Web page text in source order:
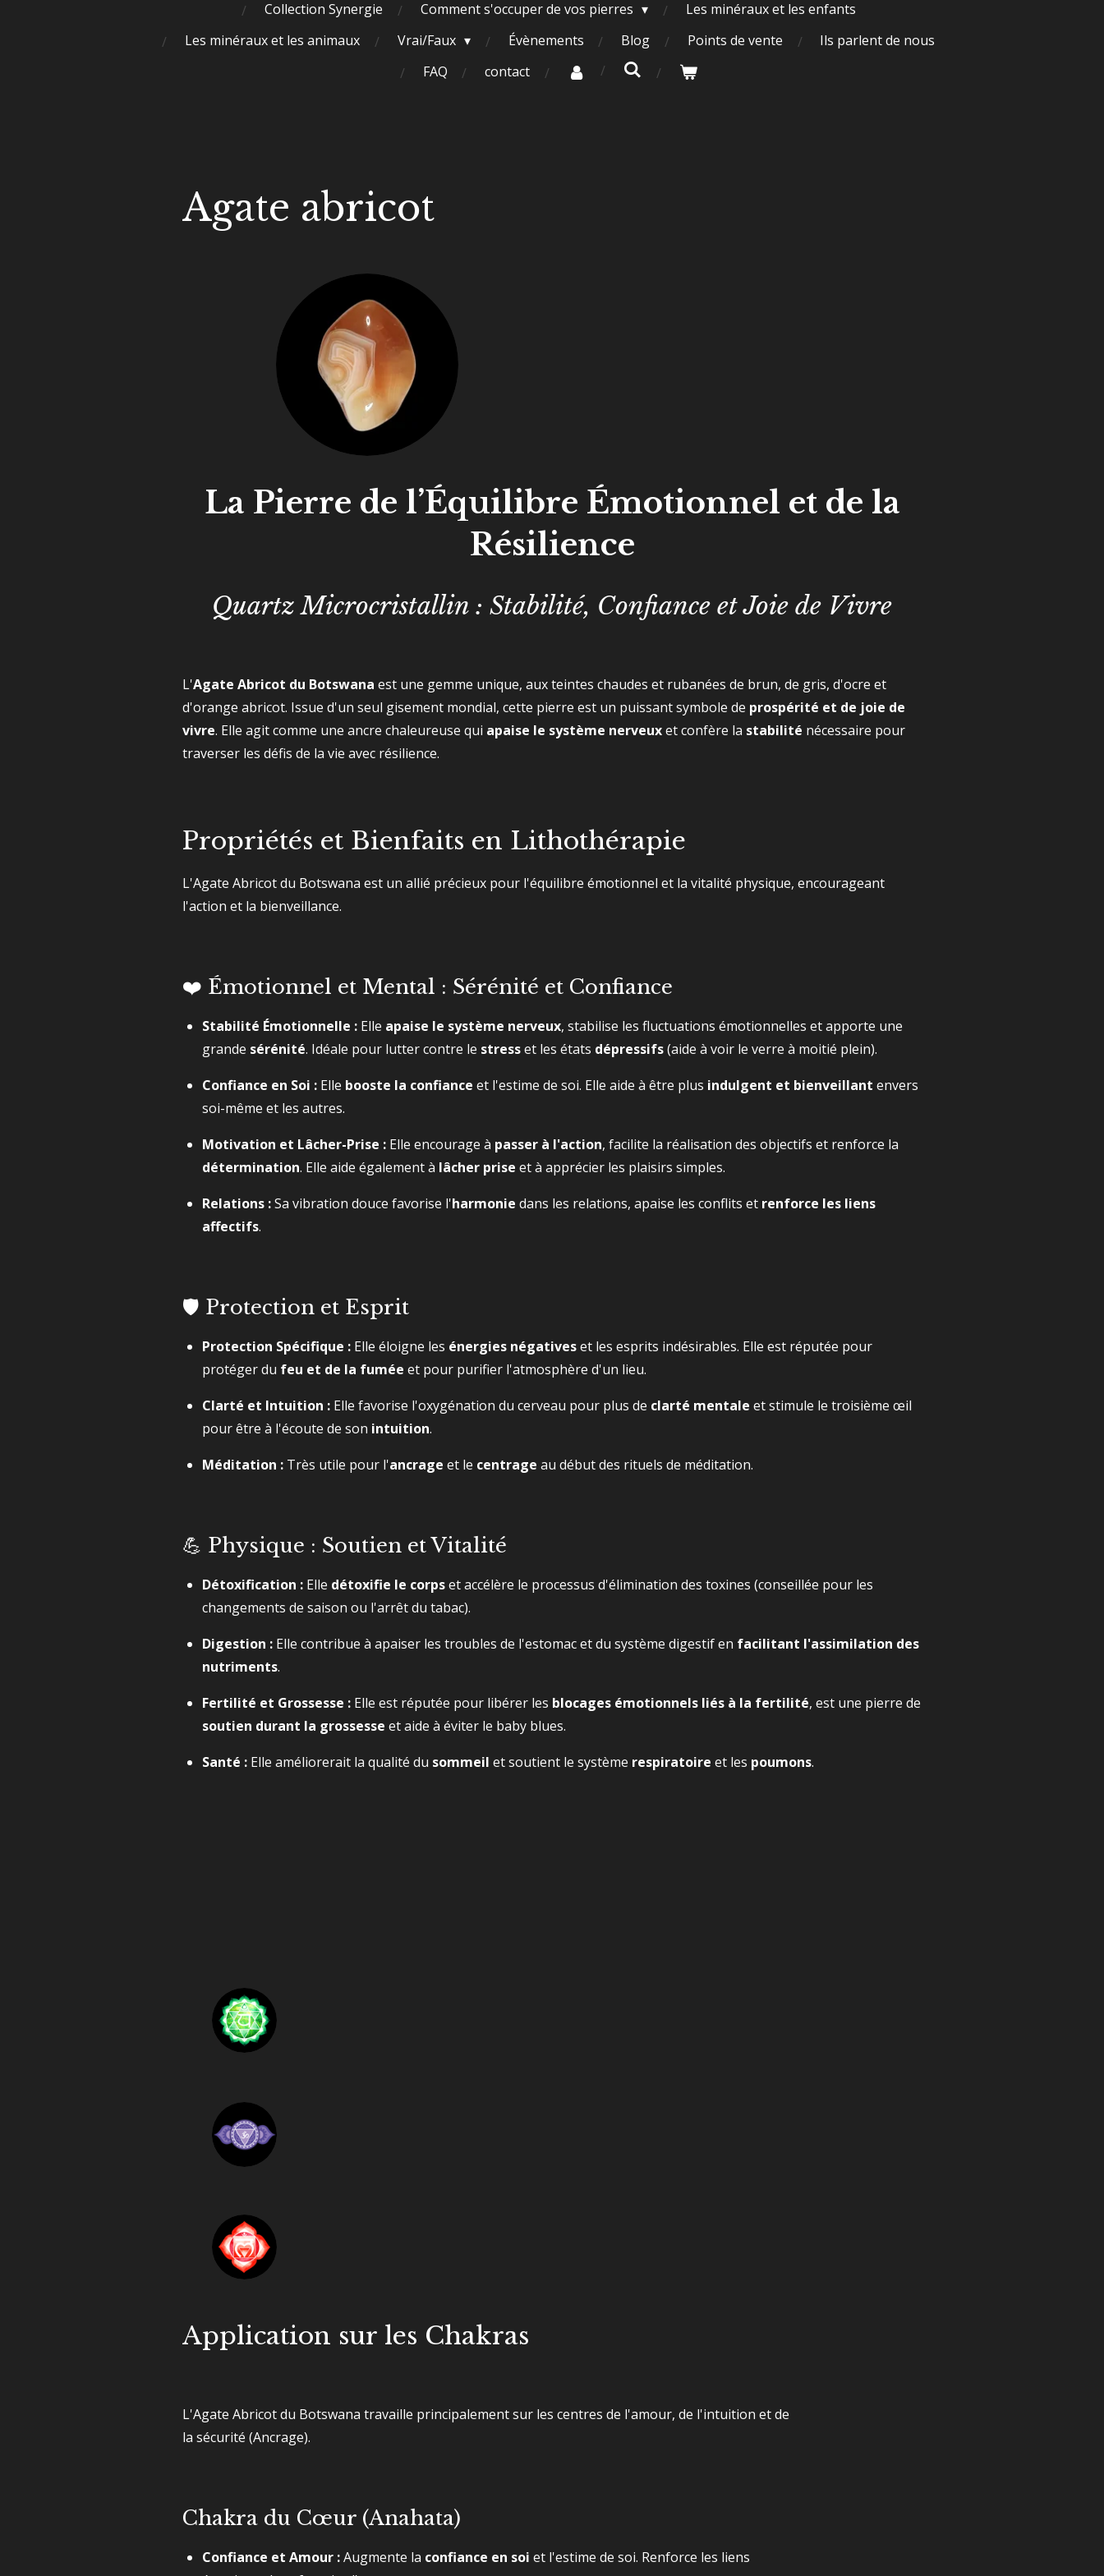
Collection Synergie
Comment s'occuper de vos pierres
Les minéraux et les enfants
Les minéraux et les animaux
Vrai/Faux Évènements Blog Points de vente
Ils parlent de nous
FAQ
contact
Agate abricot
La Pierre de l’Équilibre Émotionnel et de la
Résilience
Quartz Microcristallin : Stabilité, Confiance et Joie de Vivre
L'Agate Abricot du Botswana est une gemme unique, aux teintes chaudes et rubanées de brun, de gris, d'ocre et
d'orange abricot. Issue d'un seul gisement mondial, cette pierre est un puissant symbole de prospérité et de joie de
vivre. Elle agit comme une ancre chaleureuse qui apaise le système nerveuxet confère la stabilité nécessaire pour
traverser les défis de la vie avec résilience.
Propriétés et Bienfaits en Lithothérapie
L'Agate Abricot du Botswana est un allié précieux pour l'équilibre émotionnel et la vitalité physique, encourageant
l'action et la bienveillance.
❤️ Émotionnel et Mental : Sérénité et Confiance
Stabilité Émotionnelle : Elle apaise le système nerveux, stabilise les fluctuations émotionnelles et apporte une
grande sérénité. Idéale pour lutter contre le stresset les états dépressifs(aide à voir le verre à moitié plein).
Confiance en Soi : Elle booste la confiance et l'estime de soi. Elle aide à être plus indulgent et bienveillant envers
soi-même et les autres.
Motivation et Lâcher-Prise : Elle encourage à passer à l'action, facilite la réalisation des objectifs et renforce la
détermination. Elle aide également à lâcher prise et à apprécier les plaisirs simples.
Relations :Sa vibration douce favorise l'harmonie dans les relations, apaise les conflits et renforce les liens
affectifs.
🛡️ Protection et Esprit
Protection Spécifique : Elle éloigne les énergies négativeset les esprits indésirables. Elle est réputée pour
protéger du feu et de la fumée et pour purifier l'atmosphère d'un lieu.
Clarté et Intuition : Elle favorise l'oxygénation du cerveau pour plus de clarté mentale et stimule le troisième œil
pour être à l'écoute de son intuition.
Méditation : Très utile pour l'ancrage et le centrage au début des rituels de méditation.
💪 Physique : Soutien et Vitalité
Détoxification : Elle détoxifie le corpset accélère le processus d'élimination des toxines (conseillée pour les
changements de saison ou l'arrêt du tabac).
Digestion : Elle contribue à apaiser les troubles de l'estomac et du système digestif en facilitant l'assimilation des
nutriments.
Fertilité et Grossesse : Elle est réputée pour libérer les blocages émotionnels liés à la fertilité, est une pierre de
soutien durant la grossesse et aide à éviter le baby blues.
Santé : Elle améliorerait la qualité du sommeil et soutient le système respiratoire et les poumons.
Application sur les Chakras
L'Agate Abricot du Botswana travaille principalement sur les centres de l'amour, de l'intuition et de
la sécurité (Ancrage).
Chakra du Cœur (Anahata)
Confiance et Amour :Augmente la confiance en soi et l'estime de soi. Renforce les liens